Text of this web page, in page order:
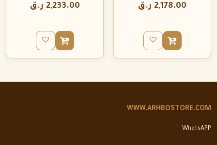
2,178.00 ر.ق
2,233.00 ر.ق
WWW.ARHBOSTORE.COM
WhatsAPP